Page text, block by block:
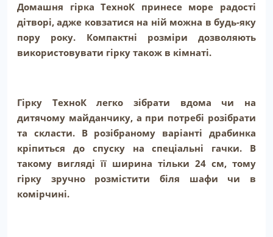
Домашня гірка ТехноК принесе море радості
дітворі, адже ковзатися на ній можна в будь-яку
пору року. Компактні розміри дозволяють
використовувати гірку також в кімнаті.
Гірку ТехноК легко зібрати вдома чи на
дитячому майданчику, а при потребі розібрати
та скласти. В розібраному варіанті драбинка
кріпиться до спуску на спеціальні гачки. В
такому вигляді її ширина тільки 24 см, тому
гірку зручно розмістити біля шафи чи в
комірчині.